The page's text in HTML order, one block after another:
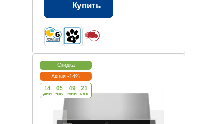
Купить
Скидка
Акция -14%
14
дни
: 05
час
: 49
мин
: 20
cек